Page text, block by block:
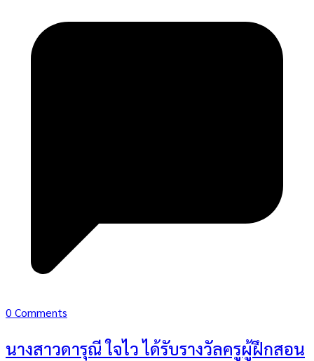
0 Comments
นางสาวดารุณี ใจไว ได้รับรางวัลครูผู้ฝึกสอน